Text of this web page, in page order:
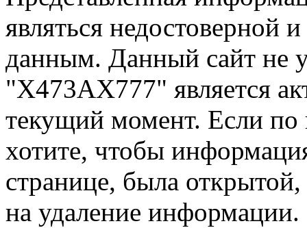
являться недостоверной
данным. Данный сайт не
"Х473АХ777" является
текущий момент. Если
хотите, чтобы
странице, была открытой,
на удаление информации.